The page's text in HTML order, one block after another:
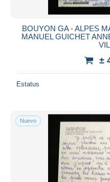
BOUYON GA - ALPES
MANUEL GUICHET
±
Estatus
Nuevo